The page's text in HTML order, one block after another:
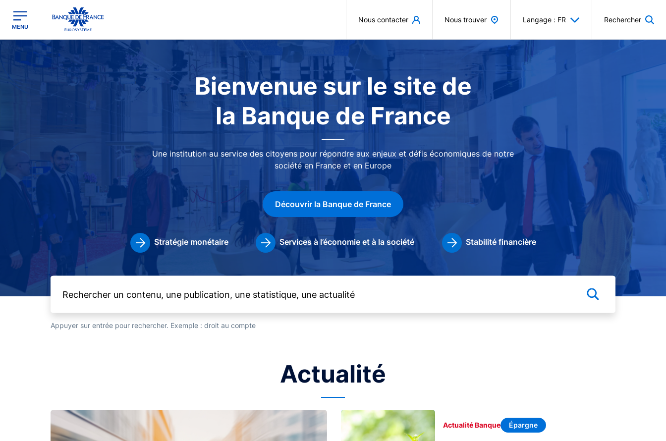
Banque de France - Menu Principal
MENU
Nous contacter Nous trouver Langage : FR Rechercher
Image
Bienvenue sur le site de
la Banque de France
Une institution au service des citoyens pour répondre aux enjeux et défis économiques de notre
société en France et en Europe
Découvrir la Banque de France
Stratégie monétaire Services à l’économie et à la société Stabilité financière
Appuyer sur entrée pour rechercher. Exemple : droit au compte
Actualité
Image Image
Actualité Banque Épargne